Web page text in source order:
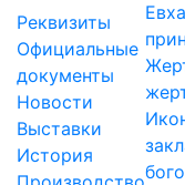
Реквизиты
Официальные
документы
Новости
Выставки
История